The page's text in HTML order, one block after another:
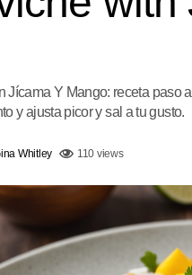
Y Mango: receta paso
y ajusta picor y sal a tu gusto.
Whitley 110 views